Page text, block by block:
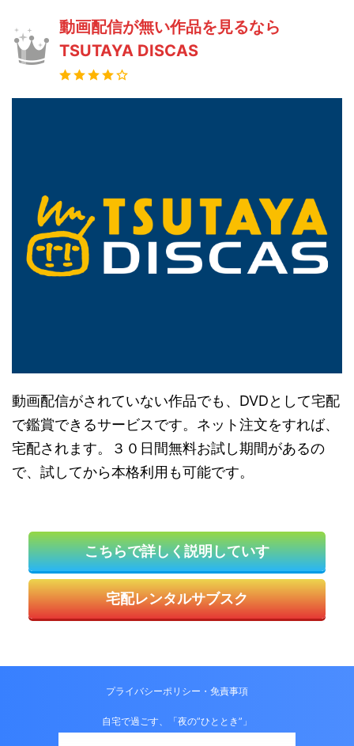
動画配信が無い作品を見るなら
TSUTAYA DISCAS
動画配信がされていない作品でも、DVDとして宅配
で鑑賞できるサービスです。ネット注文をすれば、
宅配されます。３０日間無料お試し期間があるの
で、試してから本格利用も可能です。
こちらで詳しく説明していす
宅配レンタルサブスク
プライバシーポリシー・免責事項
自宅で過ごす、「夜の”ひととき”」